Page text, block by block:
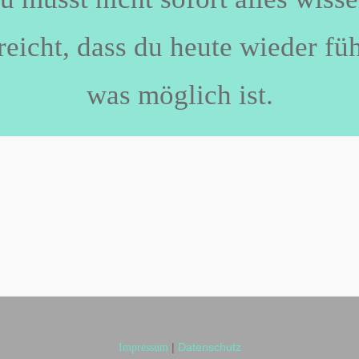
dass du heute wieder
was möglich ist.
Impressum | Datenschutz